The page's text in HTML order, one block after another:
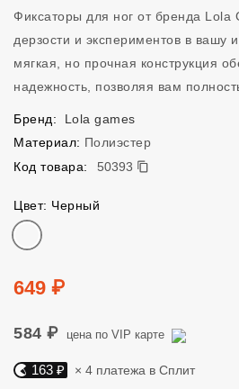
Фиксаторы для ног от бренда Lola
дерзости и экспериментов в вашу
мягкая, но прочная конструкция
надежность, позволяя вам
Бренд:
Lola games
Материал: Полиэстер
Код товара:
50393
50393
Цвет: Черный
Цвет
Цена
649 ₽
584 ₽ цена по VIP карте
Яндекс Сплит. 163 руб, 4 платежа в
163 ₽ × 4 платежа в Сплит